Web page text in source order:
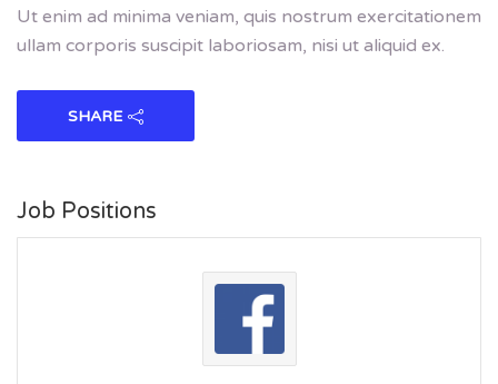
Ut enim ad minima veniam, quis nostrum exercitationem
ullam corporis suscipit laboriosam, nisi ut aliquid ex.
SHARE
Job Positions